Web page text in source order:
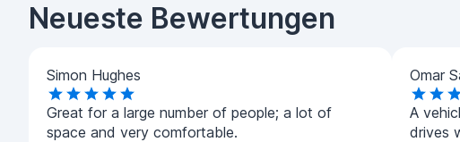
Neueste Bewertungen
Simon Hughes
Great for a large number of people; a lot of
space and very comfortable.
Omar
A
drives